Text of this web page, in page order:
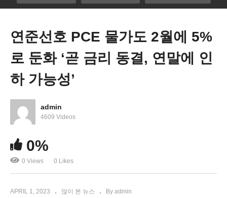
미국민 과반이상 ‘대학교육 가치없다’ 회의론 갈수록
증가
연준선호 PCE 물가도 2월에 5%
로 둔화 ‘곧 금리 동결, 연말에 인
하 가능성’
admin
4609 Videos
0%
0 Views 0 Likes
APRIL 1, 2023 많이 본 뉴스 By admin